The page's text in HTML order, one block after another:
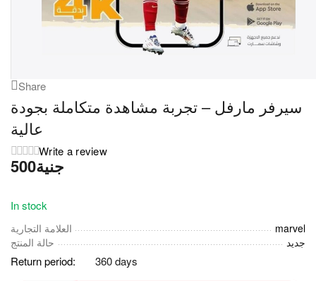
Share
سيرفر مارفل – تجربة مشاهدة متكاملة بجودة
عالية
Write a review
جنية
In stock
العلامة التجارية
marvel
حالة المنتج
جديد
Return period: 360 days